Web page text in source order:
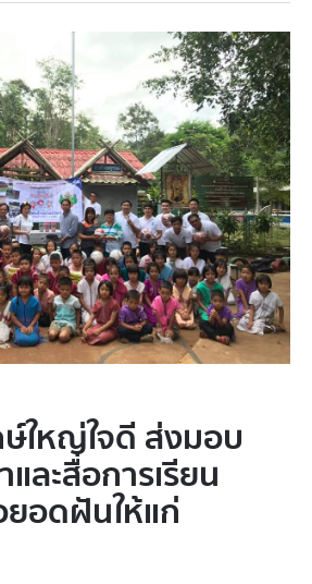
ใหญ่ใจดี ส่งมอบ
ละสื่อการเรียน
อดฝันให้แก่